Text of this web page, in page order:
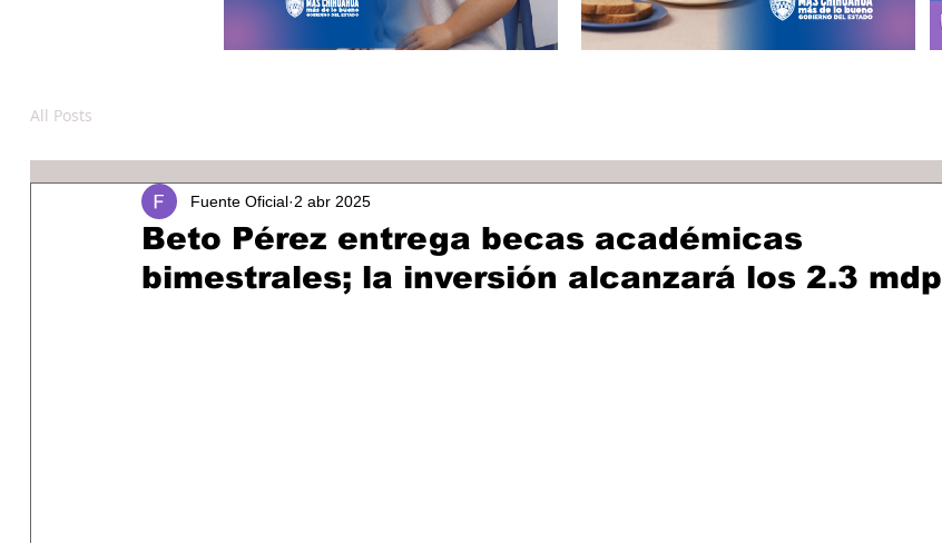
All Posts
Beto Pérez entrega becas académicas
bimestrales; la inversión alcanzará los 2.3 mdp
Fuente Oficial 2 abr 2025